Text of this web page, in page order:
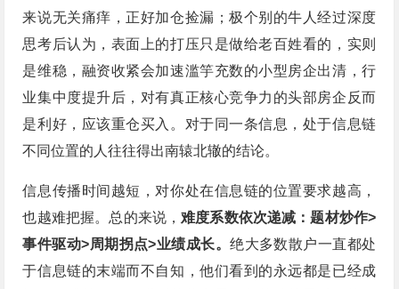
来说无关痛痒，正好加仓捡漏；极个别的牛人经过深度
思考后认为，表面上的打压只是做给老百姓看的，实则
是维稳，融资收紧会加速滥竽充数的小型房企出清，行
业集中度提升后，对有真正核心竞争力的头部房企反而
是利好，应该重仓买入。对于同一条信息，处于信息链
不同位置的人往往得出南辕北辙的结论。
信息传播时间越短，对你处在信息链的位置要求越高，
也越难把握。总的来说，难度系数依次递减：题材炒作>
事件驱动>周期拐点>业绩成长。绝大多数散户一直都处
于信息链的末端而不自知，他们看到的永远都是已经成